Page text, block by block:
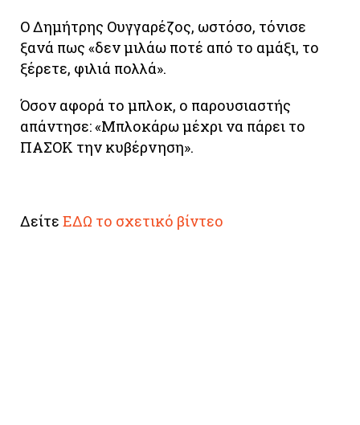
Ο Δημήτρης Ουγγαρέζος, ωστόσο, τόνισε
ξανά πως «δεν μιλάω ποτέ από το αμάξι, το
ξέρετε, φιλιά πολλά».
Όσον αφορά το μπλοκ, ο παρουσιαστής
απάντησε: «Μπλοκάρω μέχρι να πάρει το
ΠΑΣΟΚ την κυβέρνηση».
Δείτε ΕΔΩ το σχετικό βίντεο